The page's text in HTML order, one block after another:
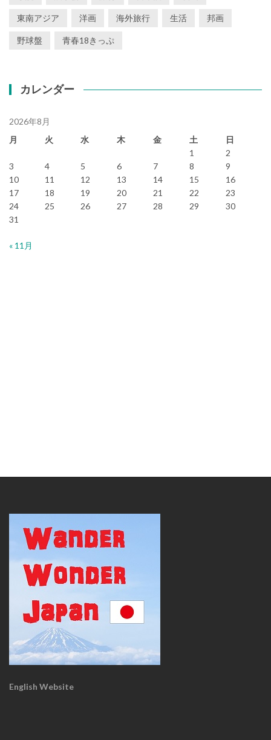
東南アジア 洋画 海外旅行 生活 邦画
野球盤 青春18きっぷ
カレンダー
2026年8月
月
火 水 木 金 土
日
1
2
3
4 5 6 7 8
9
10
11 12 13 14 15
16
17
18 19 20 21 22
23
24
25 26 27 28 29
30
31
« 11月
English Website